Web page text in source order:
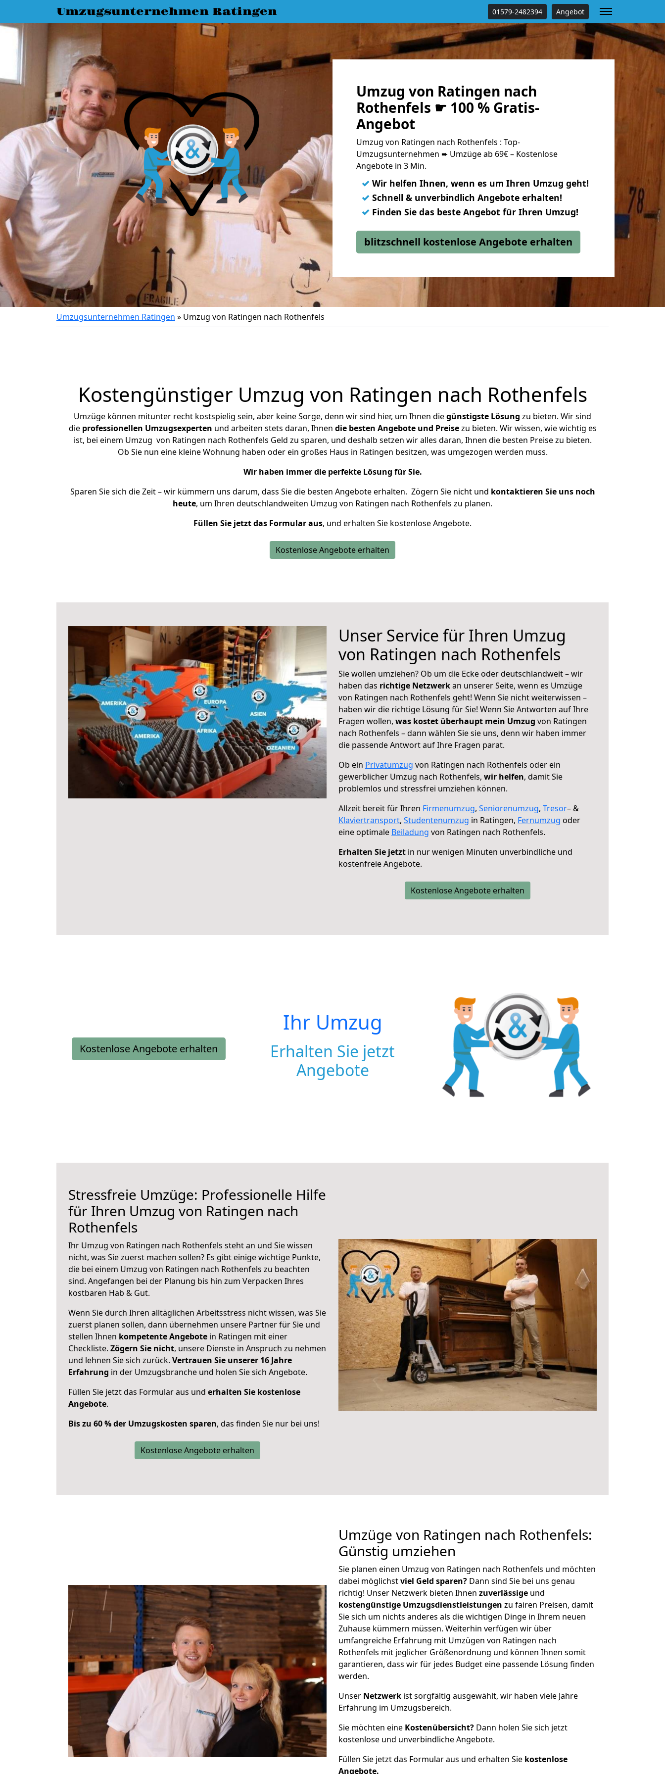
Umzugsunternehmen Ratingen 01579-2482394 Angebot
Umzug von Ratingen nach
Rothenfels ☛ 100 % Gratis-
Angebot
Umzug von Ratingen nach Rothenfels : Top-
Umzugsunternehmen ➨ Umzüge ab 69€ – Kostenlose
Angebote in 3 Min.
✓ Wir helfen Ihnen, wenn es um Ihren Umzug geht!
✓ Schnell & unverbindlich Angebote erhalten!
✓ Finden Sie das beste Angebot für Ihren Umzug!
blitzschnell kostenlose Angebote erhalten
Umzugsunternehmen Ratingen » Umzug von Ratingen nach Rothenfels
Kostengünstiger Umzug von Ratingen nach Rothenfels
Umzüge können mitunter recht kostspielig sein, aber keine Sorge, denn wir sind hier, um Ihnen diegünstigste Lösung zu bieten. Wir sind
die professionellen Umzugsexperten und arbeiten stets daran, Ihnen die besten Angebote und Preisezu bieten. Wir wissen, wie wichtig es
ist, bei einem Umzug von Ratingen nach Rothenfels Geld zu sparen, und deshalb setzen wir alles daran, Ihnen die besten Preise zu bieten.
Ob Sie nun eine kleine Wohnung haben oder ein großes Haus in Ratingen besitzen, was umgezogen werden muss.
Wir haben immer die perfekte Lösung für Sie.
Sparen Sie sich die Zeit – wir kümmern uns darum, dass Sie die besten Angebote erhalten. Zögern Sie nicht und kontaktieren Sie uns noch
heute, um Ihren deutschlandweiten Umzug von Ratingen nach Rothenfels zu planen.
Füllen Sie jetzt das Formular aus, und erhalten Sie kostenlose Angebote.
Kostenlose Angebote erhalten
Unser Service für Ihren Umzug
von Ratingen nach Rothenfels
Sie wollen umziehen? Ob um die Ecke oder deutschlandweit – wir
haben das richtige Netzwerkan unserer Seite, wenn es Umzüge
von Ratingen nach Rothenfels geht! Wenn Sie nicht weiterwissen –
haben wir die richtige Lösung für Sie! Wenn Sie Antworten auf Ihre
Fragen wollen, was kostet überhaupt mein Umzug von Ratingen
nach Rothenfels – dann wählen Sie sie uns, denn wir haben immer
die passende Antwort auf Ihre Fragen parat.
Ob ein Privatumzug von Ratingen nach Rothenfels oder ein
gewerblicher Umzug nach Rothenfels, wir helfen, damit Sie
problemlos und stressfrei umziehen können.
Allzeit bereit für Ihren Firmenumzug, Seniorenumzug, Tresor– &
Klaviertransport, Studentenumzug in Ratingen, Fernumzug oder
eine optimale Beiladung von Ratingen nach Rothenfels.
Erhalten Sie jetzt in nur wenigen Minuten unverbindliche und
kostenfreie Angebote.
Kostenlose Angebote erhalten
Kostenlose Angebote erhalten
Ihr Umzug
Erhalten Sie jetzt
Angebote
Stressfreie Umzüge: Professionelle Hilfe
für Ihren Umzug von Ratingen nach
Rothenfels
Ihr Umzug von Ratingen nach Rothenfels steht an und Sie wissen
nicht, was Sie zuerst machen sollen? Es gibt einige wichtige Punkte,
die bei einem Umzug von Ratingen nach Rothenfels zu beachten
sind. Angefangen bei der Planung bis hin zum Verpacken Ihres
kostbaren Hab & Gut.
Wenn Sie durch Ihren alltäglichen Arbeitsstress nicht wissen, was Sie
zuerst planen sollen, dann übernehmen unsere Partner für Sie und
stellen Ihnen kompetente Angebote in Ratingen mit einer
Checkliste. Zögern Sie nicht, unsere Dienste in Anspruch zu nehmen
und lehnen Sie sich zurück. Vertrauen Sie unserer 16 Jahre
Erfahrung in der Umzugsbranche und holen Sie sich Angebote.
Füllen Sie jetzt das Formular aus und erhalten Sie kostenlose
Angebote.
Bis zu 60 % der Umzugskosten sparen, das finden Sie nur bei uns!
Kostenlose Angebote erhalten
Umzüge von Ratingen nach Rothenfels:
Günstig umziehen
Sie planen einen Umzug von Ratingen nach Rothenfels und möchten
dabei möglichstviel Geld sparen? Dann sind Sie bei uns genau
richtig! Unser Netzwerk bieten Ihnen zuverlässige und
kostengünstige Umzugsdienstleistungen zu fairen Preisen, damit
Sie sich um nichts anderes als die wichtigen Dinge in Ihrem neuen
Zuhause kümmern müssen. Weiterhin verfügen wir über
umfangreiche Erfahrung mit Umzügen von Ratingen nach
Rothenfels mit jeglicher Größenordnung und können Ihnen somit
garantieren, dass wir für jedes Budget eine passende Lösung finden
werden.
Unser Netzwerk ist sorgfältig ausgewählt, wir haben viele Jahre
Erfahrung im Umzugsbereich.
Sie möchten eine Kostenübersicht? Dann holen Sie sich jetzt
kostenlose und unverbindliche Angebote.
Füllen Sie jetzt das Formular aus und erhalten Sie kostenlose
Angebote.